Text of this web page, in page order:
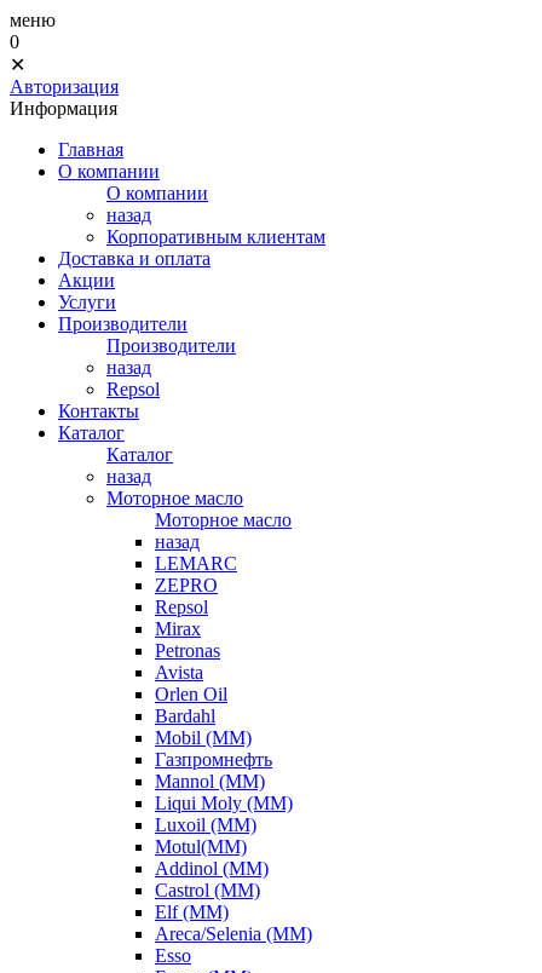
меню
0
✕
Авторизация
Информация
Главная
О компании
О компании
назад
Корпоративным клиентам
Доставка и оплата
Акции
Услуги
Производители
Производители
назад
Repsol
Контакты
Каталог
Каталог
назад
Моторное масло
Моторное масло
назад
LEMARC
ZEPRO
Repsol
Mirax
Petronas
Avista
Orlen Oil
Bardahl
Mobil (ММ)
Газпромнефть
Mannol (ММ)
Liqui Moly (ММ)
Luxoil (ММ)
Motul(ММ)
Addinol (ММ)
Castrol (ММ)
Elf (ММ)
Areca/Selenia (ММ)
Esso